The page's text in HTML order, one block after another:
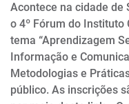
Acontece na cidade de
o 4º Fórum do Instituto
tema “Aprendizagem
Informação e
Metodologias e
público. As inscrições